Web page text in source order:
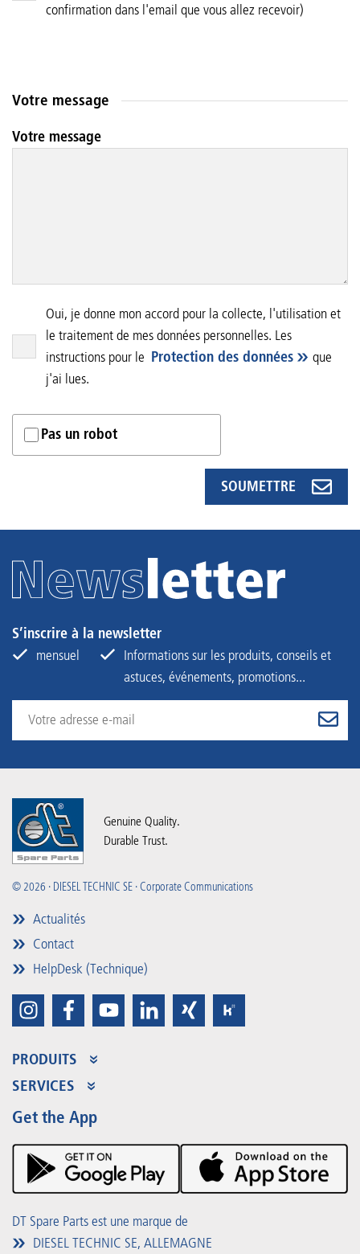
confirmation dans l'email que vous allez recevoir)
Votre message
Votre message
Oui, je donne mon accord pour la collecte, l'utilisation et
le traitement de mes données personnelles. Les
instructions pour le Protection des données
que
j'ai lues.
Pas un robot
SOUMETTRE
S’inscrire à la newsletter
mensuel
Informations sur les produits, conseils et
astuces, événements, promotions...
Genuine Quality.
Durable Trust.
© 2026 · DIESEL TECHNIC SE · Corporate Communications
Actualités
Contact
HelpDesk (Technique)
PRODUITS
Gamme de Produits
Partner Portal
Product Promotions
SERVICES
Avantages
Premium Shop
Événements
Téléchargements
Get the App
DT Spare Parts est une marque de
DIESEL TECHNIC SE, ALLEMAGNE